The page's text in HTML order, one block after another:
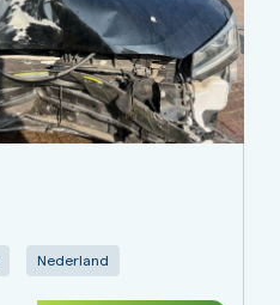
Nederland